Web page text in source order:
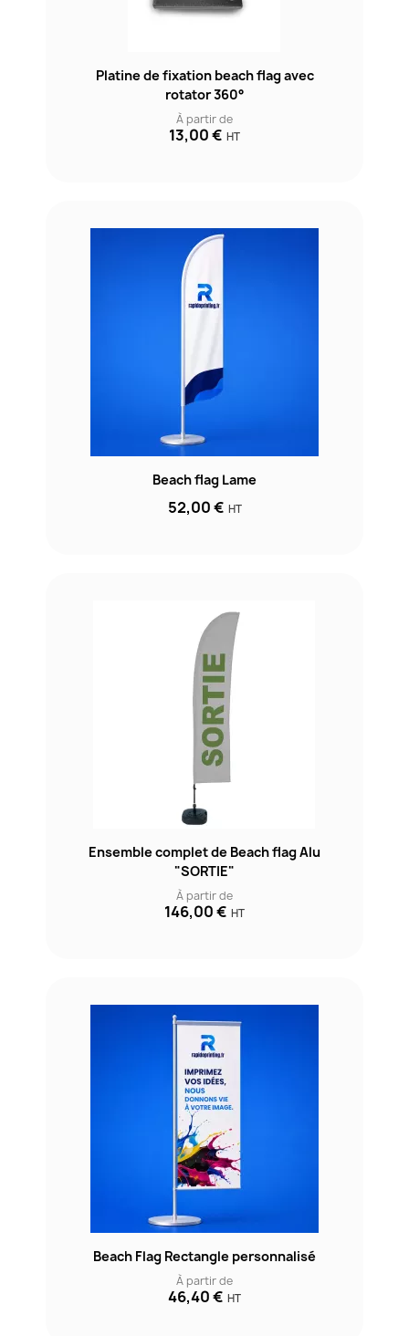
Platine de fixation beach flag avec
rotator 360°
À partir de
13,00 € HT
Beach flag Lame
52,00 € HT
Ensemble complet de Beach flag Alu
"SORTIE"
À partir de
146,00 € HT
Beach Flag Rectangle personnalisé
À partir de
46,40 € HT